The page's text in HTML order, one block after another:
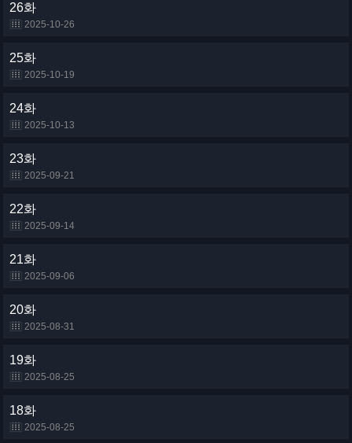
26화
2025-10-26
25화
2025-10-19
24화
2025-10-13
23화
2025-09-21
22화
2025-09-14
21화
2025-09-06
20화
2025-08-31
19화
2025-08-25
18화
2025-08-25